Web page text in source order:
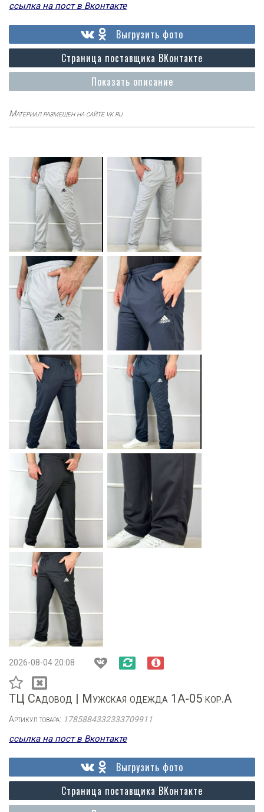
ссылка на пост в Вконтакте
Показать описание
Страница поставщика ВКонтакте
Выгрузить фото
Материал размещен на сайте vk.ru
2026-08-04 20:08
ТЦ Садовод | Мужская одежда 1А-05 кор.А
Артикул товара: 1785884332333709911
ссылка на пост в Вконтакте
Страница поставщика ВКонтакте
Выгрузить фото